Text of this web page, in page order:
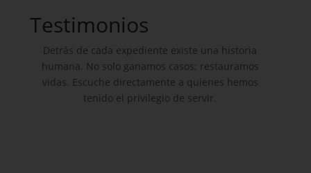
Testimonios
Detrás de cada expediente existe una historia
humana. No solo ganamos casos; restauramos
vidas. Escuche directamente a quienes hemos
tenido el privilegio de servir.